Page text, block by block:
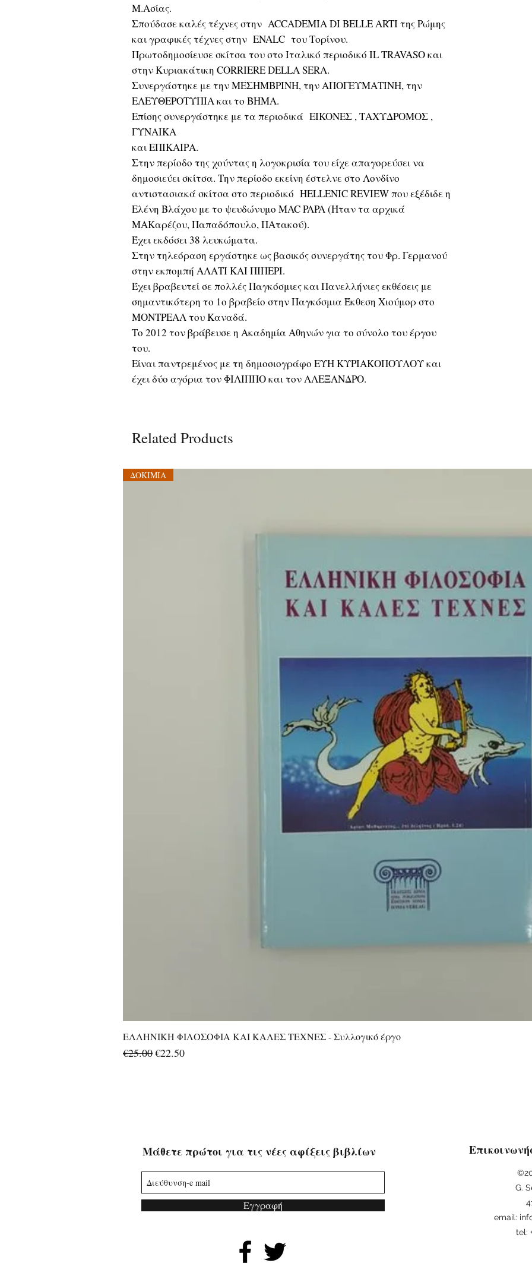
Μ.Ασίας.
Σπούδασε καλές τέχνες στην ACCADEMIA DI BELLE ARTI της Ρώμης
και γραφικές τέχνες στην ENALC του Τορίνου.
Πρωτοδημοσίευσε σκίτσα του στο Ιταλικό περιοδικό IL TRAVASO και
στην Κυριακάτικη CORRIERE DELLA SERA.
Συνεργάστηκε με την ΜΕΣΗΜΒΡΙΝΗ, την ΑΠΟΓΕΥΜΑΤΙΝΗ, την
ΕΛΕΥΘΕΡΟΤΥΠΙΑ και το ΒΗΜΑ.
Επίσης συνεργάστηκε με τα περιοδικά EIKONEΣ , ΤΑΧΥΔΡΟΜΟΣ ,
ΓΥΝΑΙΚΑ
και ΕΠΙΚΑΙΡΑ.
Στην περίοδο της χούντας η λογοκρισία του είχε απαγορεύσει να
δημοσιεύει σκίτσα. Την περίοδο εκείνη έστελνε στο Λονδίνο
αντιστασιακά σκίτσα στο περιοδικό HELLENIC REVIEW που εξέδιδε η
Ελένη Βλάχου με το ψευδώνυμο MAC PAPA (Ήταν τα αρχικά
ΜΑΚαρέζου, Παπαδόπουλο, ΠΑτακού).
Έχει εκδόσει 38 λευκώματα.
Στην τηλεόραση εργάστηκε ως βασικός συνεργάτης του Φρ. Γερμανού
στην εκπομπή ΑΛΑΤΙ ΚΑΙ ΠΙΠΕΡΙ.
Έχει βραβευτεί σε πολλές Παγκόσμιες και Πανελλήνιες εκθέσεις με
σημαντικότερη το 1ο βραβείο στην Παγκόσμια Έκθεση Χιούμορ στο
ΜΟΝΤΡΕΑΛ του Καναδά.
Το 2012 τον βράβευσε η Ακαδημία Αθηνών για το σύνολο του έργου
του.
Είναι παντρεμένος με τη δημοσιογράφο ΕΥΗ ΚΥΡΙΑΚΟΠΟΥΛΟΥ και
έχει δύο αγόρια τον ΦΙΛΙΠΠΟ και τον ΑΛΕΞΑΝΔΡΟ.
Related Products
Quick View
ΔΟΚΙΜΙΑ
ΕΛΛΗΝΙΚΗ ΦΙΛΟΣΟΦΙΑ ΚΑΙ ΚΑΛΕΣ ΤΕΧΝΕΣ - Συλλογικό έργο
Regular Price
€25.00Sale Price
€22.50
Μάθετε πρώτοι για τις νέες αφίξεις βιβλίων
Εγγραφή
G.
email:
tel: